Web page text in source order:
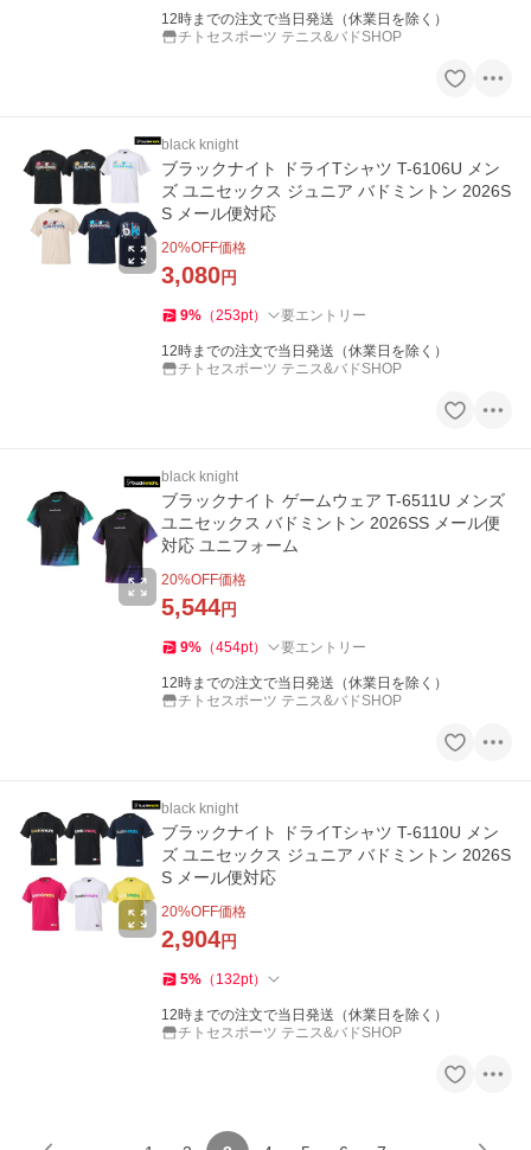
12時までの注文で当日発送（休業日を除く）
チトセスポーツ テニス&バドSHOP
black knight
ブラックナイト ドライTシャツ T-6106U メン
ズ ユニセックス ジュニア バドミントン 2026S
S メール便対応
20%OFF価格
3,080円
9% （253pt） 要エントリー
12時までの注文で当日発送（休業日を除く）
チトセスポーツ テニス&バドSHOP
black knight
ブラックナイト ゲームウェア T-6511U メンズ
ユニセックス バドミントン 2026SS メール便
対応 ユニフォーム
20%OFF価格
5,544円
9% （454pt） 要エントリー
12時までの注文で当日発送（休業日を除く）
チトセスポーツ テニス&バドSHOP
black knight
ブラックナイト ドライTシャツ T-6110U メン
ズ ユニセックス ジュニア バドミントン 2026S
S メール便対応
20%OFF価格
2,904円
5% （ 132pt）
12時までの注文で当日発送（休業日を除く）
チトセスポーツ テニス&バドSHOP